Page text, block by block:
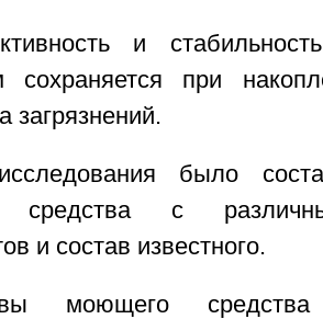
и
сохраняется при
загрязнений.
было
средства с
и состав известного.
моющего